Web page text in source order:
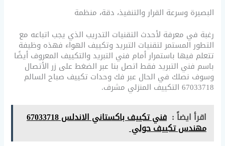
البصيرة وسرعة القرار والتنفيذ، دقة، منظمة
رغبة في معرفة لأحدث التقنيات التدريب الذي يجب اتباعه مع
التطور المستمر لتقنيات التبريد وتكييف الهواء فهذه وظيفة
تتعلم فيها باستمرار أمام فني التبريد والتكييف المعروف أيضًا
باسم فني التبريد فقط اتصل بنا عبر الضغط على زر الأتصال
وسوف نصلك في الحال عبر فك وحدات تكييف صباح السالم
67033718 التكييف المنزلي مشرف.
اقرأ ايضاً : فني تكييف باكستاني الاندلس 67033718
مهندس تكييف حولي